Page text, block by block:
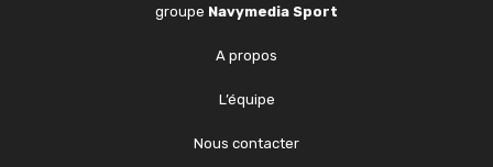
groupe Navymedia Sport
A propos
L’équipe
Nous contacter